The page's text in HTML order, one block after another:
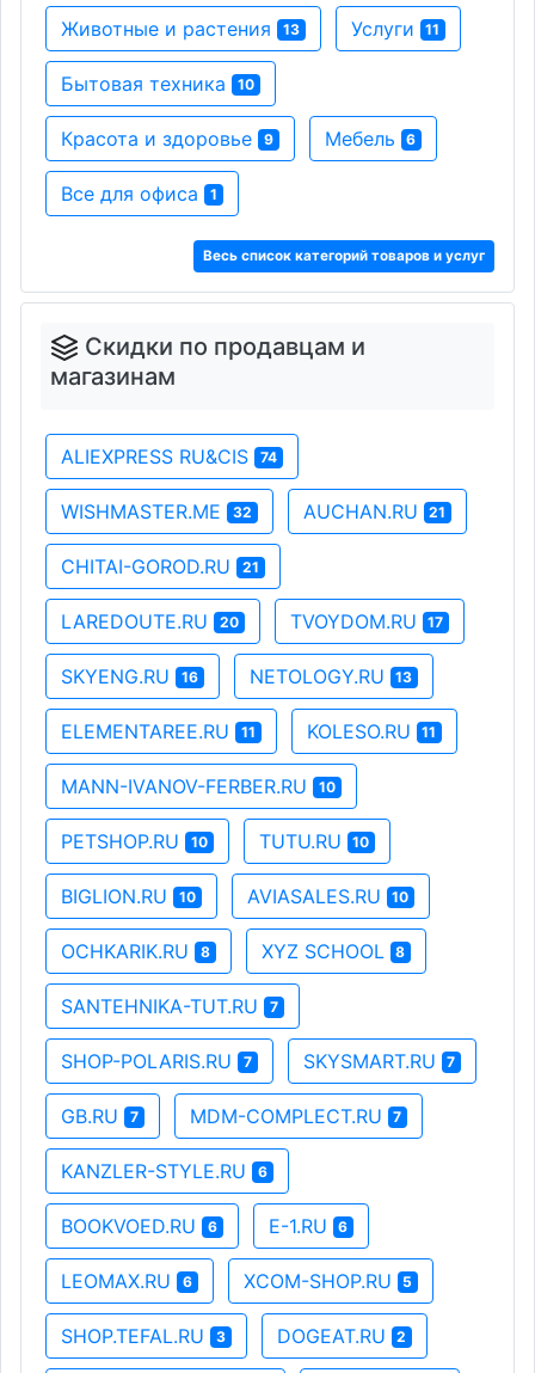
Животные и растения 13 Услуги 11
Бытовая техника 10
Красота и здоровье 9 Мебель 6
Все для офиса 1
Весь список категорий товаров и услуг
Скидки по продавцам и
магазинам
ALIEXPRESS RU&CIS 74
WISHMASTER.ME 32 AUCHAN.RU 21
CHITAI-GOROD.RU 21
LAREDOUTE.RU 20 TVOYDOM.RU 17
SKYENG.RU 16 NETOLOGY.RU 13
ELEMENTAREE.RU 11 KOLESO.RU 11
MANN-IVANOV-FERBER.RU 10
PETSHOP.RU 10 TUTU.RU 10
BIGLION.RU 10 AVIASALES.RU 10
OCHKARIK.RU 8 XYZ SCHOOL 8
SANTEHNIKA-TUT.RU 7
SHOP-POLARIS.RU 7 SKYSMART.RU 7
GB.RU 7 MDM-COMPLECT.RU 7
KANZLER-STYLE.RU 6
BOOKVOED.RU 6 E-1.RU 6
LEOMAX.RU 6 XCOM-SHOP.RU 5
SHOP.TEFAL.RU 3 DOGEAT.RU 2